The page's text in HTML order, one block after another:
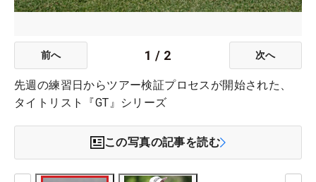
前へ 1 / 2 次へ
先週の練習日からツアー検証プロセスが開始された、
タイトリスト『GT』シリーズ
この写真の記事を読む